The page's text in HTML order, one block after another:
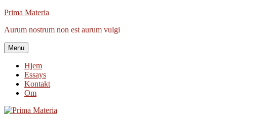
Videre
indhold
Prima Materia
Aurum nostrum non est aurum vulgi
Menu
Hjem
Essays
Kontakt
Om